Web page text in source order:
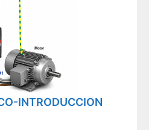
INTRODUCCION